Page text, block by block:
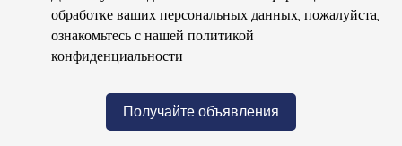
обработке ваших персональных данных, пожалуйста,
ознакомьтесь с нашей политикой
конфиденциальности .
Получайте объявления